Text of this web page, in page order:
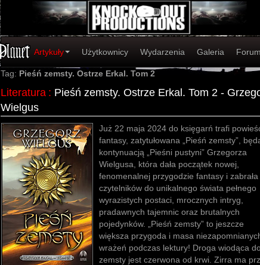
Artykuły Użytkownicy Wydarzenia Galeria Forum
Tag: Pieśń zemsty. Ostrze Erkal. Tom 2
Literatura : Pieśń zemsty. Ostrze Erkal. Tom 2 -
Wielgus
Już 22 maja 2024 do księgarń trafi
fantasy, zatytułowana „Pieśń zemsty”,
kontynuacją „Pieśni pustyni” Grzegorza
Wielgusa, która dała początek nowej,
fenomenalnej przygodzie fantasy i zabrała
czytelników do unikalnego świata pełnego
wyrazistych postaci, mrocznych intryg,
pradawnych tajemnic oraz brutalnych
pojedynków. „Pieśń zemsty” to jeszcze
większa przygoda i masa
wrażeń podczas lektury! Droga wiodąca
zemsty jest czerwona od krwi. Zirra ma